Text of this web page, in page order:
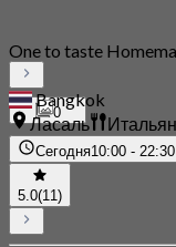
0
One to taste
Bangkok
Ласаль
Сегодня10:00 - 22:30
5.0(11)